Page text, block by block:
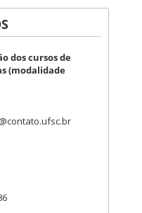
dos cursos de
(modalidade